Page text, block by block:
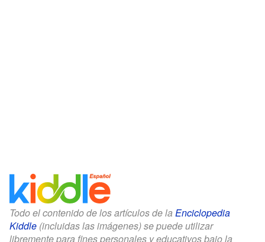
Todo el contenido de los artículos de la Enciclopedia
Kiddle (incluidas las imágenes) se puede utilizar
libremente para fines personales y educativos bajo la